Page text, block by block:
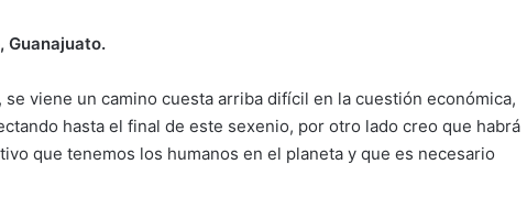
Guanajuato.
viene un camino cuesta arriba difícil en la cuestión económica,
hasta el final de este sexenio, por otro lado creo que habrá
que tenemos los humanos en el planeta y que es necesario